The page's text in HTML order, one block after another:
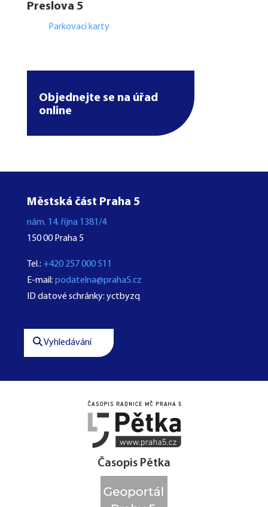
Preslova 5
Parkovací karty
Objednejte se na úřad
online
Městská část Praha 5
nám. 14. října 1381/4
150 00 Praha 5
Tel.: +420 257 000 511
E-mail: podatelna@praha5.cz
ID datové schránky: yctbyzq
Vyhledávání
 
Časopis Pětka